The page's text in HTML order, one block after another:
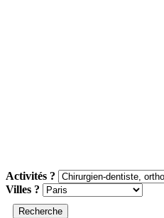
Activités ?
Villes ?